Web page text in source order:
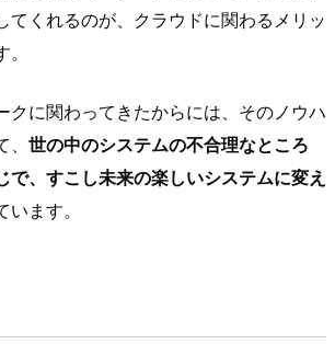
てくれるのが、クラウドに関わるメリッ
クに関わってきたからには、そのノウハ
世の中のシステムの不合理なところ
で、すこし未来の楽しいシステムに変え
います。